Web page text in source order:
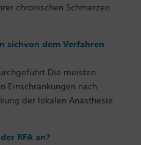
chronischen Schmerzen
sichvon dem Verfahren
meisten
Einschränkungen nach
der lokalen Anästhesie
RFA an?